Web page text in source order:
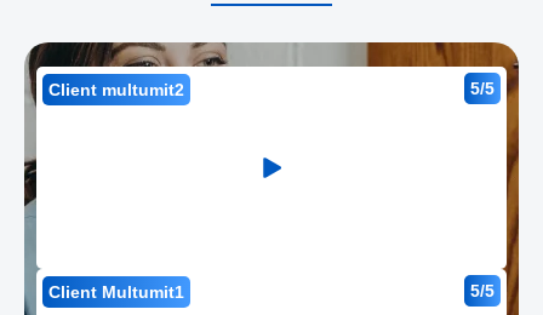
Client multumit2 5/5
Client Multumit1 5/5